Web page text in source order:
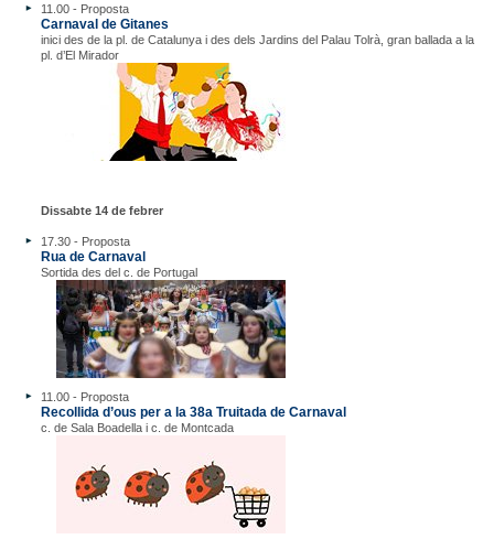
11.00 - Proposta
Carnaval de Gitanes
inici des de la pl. de Catalunya i des dels Jardins del Palau Tolrà, gran ballada a la
pl. d’El Mirador
Dissabte 14 de febrer
17.30 - Proposta
Rua de Carnaval
Sortida des del c. de Portugal
11.00 - Proposta
Recollida d’ous per a la 38a Truitada de Carnaval
c. de Sala Boadella i c. de Montcada